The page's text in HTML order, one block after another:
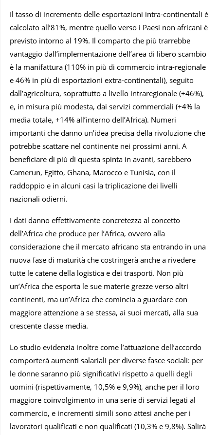
Il tasso di incremento delle esportazioni intra-continentali è
calcolato all’81%, mentre quello verso i Paesi non africani è
previsto intorno al 19%. Il comparto che più trarrebbe
vantaggio dall’implementazione dell’area di libero scambio
è la manifattura (110% in più di commercio intra-regionale
e 46% in più di esportazioni extra-continentali), seguito
dall’agricoltura, soprattutto a livello intraregionale (+46%),
e, in misura più modesta, dai servizi commerciali (+4% la
media totale, +14% all’interno dell’Africa). Numeri
importanti che danno un’idea precisa della rivoluzione che
potrebbe scattare nel continente nei prossimi anni. A
beneficiare di più di questa spinta in avanti, sarebbero
Camerun, Egitto, Ghana, Marocco e Tunisia, con il
raddoppio e in alcuni casi la triplicazione dei livelli
nazionali odierni.
I dati danno effettivamente concretezza al concetto
dell’Africa che produce per l’Africa, ovvero alla
considerazione che il mercato africano sta entrando in una
nuova fase di maturità che costringerà anche a rivedere
tutte le catene della logistica e dei trasporti. Non più
un’Africa che esporta le sue materie grezze verso altri
continenti, ma un’Africa che comincia a guardare con
maggiore attenzione a se stessa, ai suoi mercati, alla sua
crescente classe media.
Lo studio evidenzia inoltre come l’attuazione dell’accordo
comporterà aumenti salariali per diverse fasce sociali: per
le donne saranno più significativi rispetto a quelli degli
uomini (rispettivamente, 10,5% e 9,9%), anche per il loro
maggiore coinvolgimento in una serie di servizi legati al
commercio, e incrementi simili sono attesi anche per i
lavoratori qualificati e non qualificati (10,3% e 9,8%). Salirà